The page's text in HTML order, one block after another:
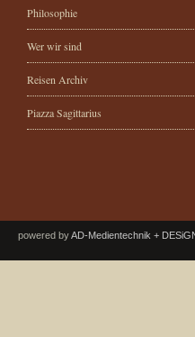
Philosophie
Wer wir sind
Reisen Archiv
Piazza Sagittarius
powered byAD-Medientechnik +